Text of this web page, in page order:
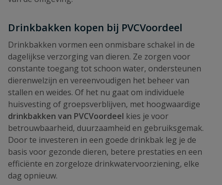
Drinkbakken kopen bij PVCVoordeel
Drinkbakken vormen een onmisbare schakel in de
dagelijkse verzorging van dieren. Ze zorgen voor
constante toegang tot schoon water, ondersteunen
dierenwelzijn en vereenvoudigen het beheer van
stallen en weides. Of het nu gaat om individuele
huisvesting of groepsverblijven, met hoogwaardige
drinkbakken van PVCVoordeel kies je voor
betrouwbaarheid, duurzaamheid en gebruiksgemak.
Door te investeren in een goede drinkbak leg je de
basis voor gezonde dieren, betere prestaties en een
efficiënte en zorgeloze drinkwatervoorziening, elke
dag opnieuw.